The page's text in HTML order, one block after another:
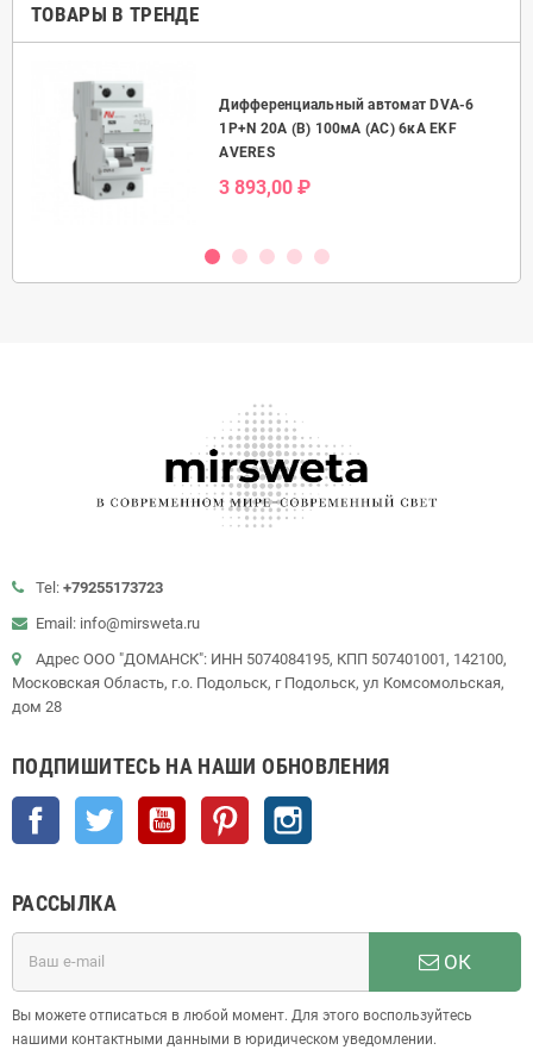
ТОВАРЫ В ТРЕНДЕ
Дифференциальный автомат DVA-6
1P+N 20А (B) 100мА (AC) 6кА EKF
AVERES
3 893,00 ₽
Tel: +79255173723
Email: info@mirsweta.ru
Адрес ООО "ДОМАНСК": ИНН 5074084195, КПП 507401001, 142100,
Московская Область, г.о. Подольск, г Подольск, ул Комсомольская,
дом 28
ПОДПИШИТЕСЬ НА НАШИ ОБНОВЛЕНИЯ
Facebook Twitter YouTube Pinterest
РАССЫЛКА
ОК
Вы можете отписаться в любой момент. Для этого воспользуйтесь
нашими контактными данными в юридическом уведомлении.